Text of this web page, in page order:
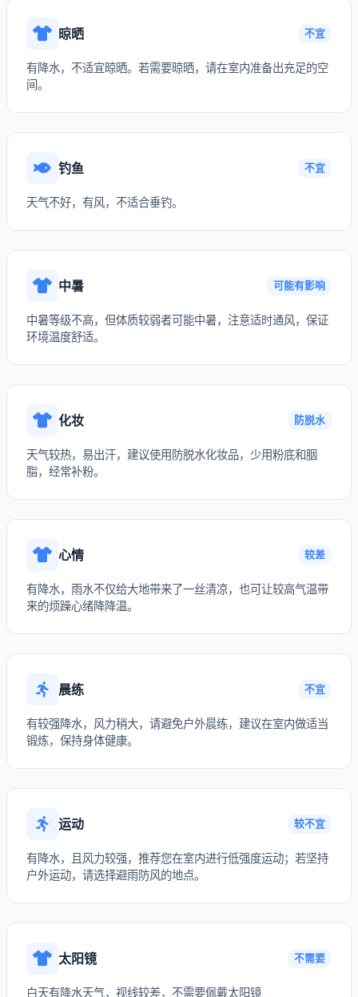
晾晒 不宜
有降水，不适宜晾晒。若需要晾晒，请在室内准备出充足的空
间。
钓鱼 不宜
天气不好，有风，不适合垂钓。
中暑 可能有影响
中暑等级不高，但体质较弱者可能中暑，注意适时通风，保证
环境温度舒适。
化妆 防脱水
天气较热，易出汗，建议使用防脱水化妆品，少用粉底和胭
脂，经常补粉。
心情 较差
有降水，雨水不仅给大地带来了一丝清凉，也可让较高气温带
来的烦躁心绪降降温。
晨练 不宜
有较强降水，风力稍大，请避免户外晨练，建议在室内做适当
锻炼，保持身体健康。
运动 较不宜
有降水，且风力较强，推荐您在室内进行低强度运动；若坚持
户外运动，请选择避雨防风的地点。
太阳镜 不需要
白天有降水天气，视线较差，不需要佩戴太阳镜